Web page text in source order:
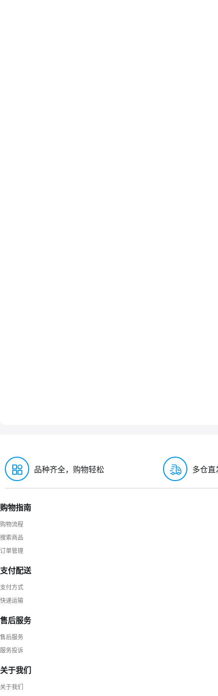
品种齐全，购物轻松 多仓直
购物指南
购物流程
搜索商品
订单管理
支付配送
支付方式
快递运输
售后服务
售后服务
服务投诉
关于我们
关于我们